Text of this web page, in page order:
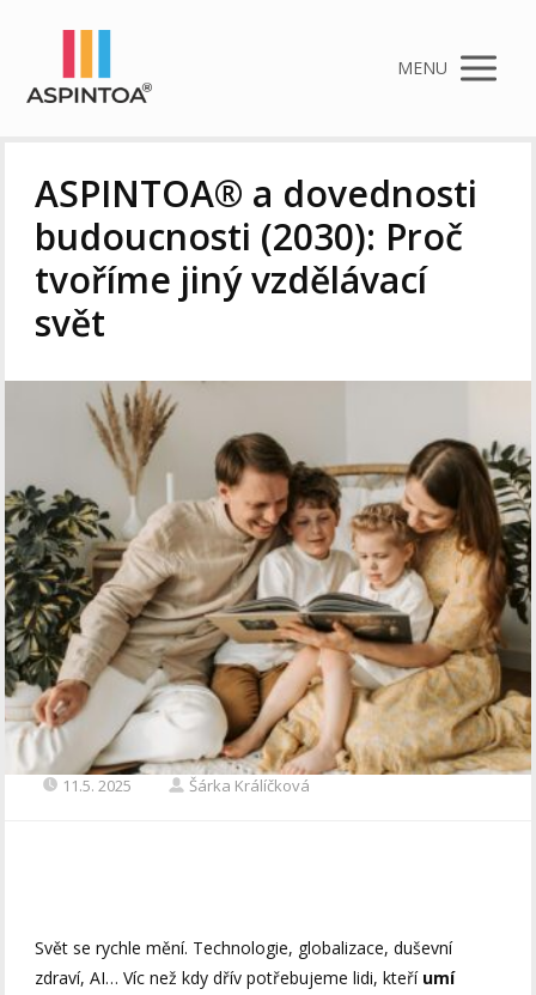
MENU
ASPINTOA® a dovednosti
budoucnosti (2030): Proč
tvoříme jiný vzdělávací
svět
11.5. 2025 Šárka Králíčková
Svět se rychle mění. Technologie, globalizace, duševní
zdraví, AI… Víc než kdy dřív potřebujeme lidi, kteří umí